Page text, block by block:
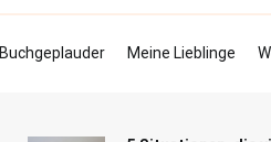
Buchgeplauder Meine Lieblinge